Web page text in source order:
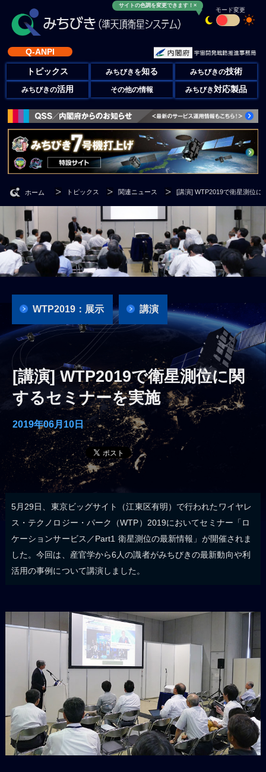
サイトの色調を変更できます！×
モード変更
Q-ANPI
トピックス みちびきを知る みちびきの技術
みちびきの活用 その他の情報 みちびき対応製品
ホーム トピックス 関連ニュース [講演] WTP2019で衛星測位に
WTP2019：展示 講演
[講演] WTP2019で衛星測位に関
するセミナーを実施
2019年06月10日
5月29日、東京ビッグサイト（江東区有明）で行われたワイヤレ
ス・テクノロジー・パーク（WTP）2019においてセミナー「ロ
ケーションサービス／Part1 衛星測位の最新情報」が開催されま
した。今回は、産官学から6人の識者がみちびきの最新動向や利
活用の事例について講演しました。